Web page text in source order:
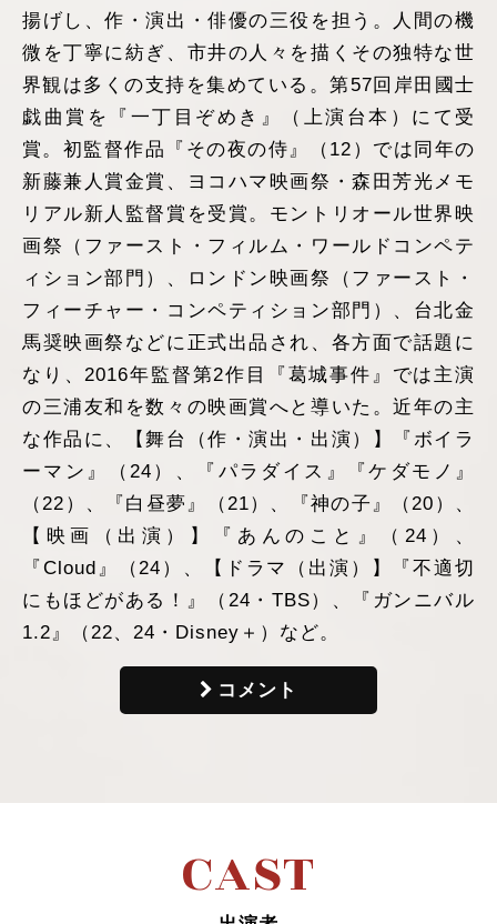
揚げし、作・演出・俳優の三役を担う。人間の機
微を丁寧に紡ぎ、市井の人々を描くその独特な世
界観は多くの支持を集めている。第57回岸田國士
戯曲賞を『一丁目ぞめき』（上演台本）にて受
賞。初監督作品『その夜の侍』（12）では同年の
新藤兼人賞金賞、ヨコハマ映画祭・森田芳光メモ
リアル新人監督賞を受賞。モントリオール世界映
画祭（ファースト・フィルム・ワールドコンペテ
ィション部門）、ロンドン映画祭（ファースト・
フィーチャー・コンペティション部門）、台北金
馬奨映画祭などに正式出品され、各方面で話題に
なり、2016年監督第2作目『葛城事件』では主演
の三浦友和を数々の映画賞へと導いた。近年の主
な作品に、【舞台（作・演出・出演）】『ボイラ
ーマン』（24）、『パラダイス』『ケダモノ』
（22）、『白昼夢』（21）、『神の子』（20）、
【映画（出演）】『あんのこと』（24）、
『Cloud』（24）、【ドラマ（出演）】『不適切
にもほどがある！』（24・TBS）、『ガンニバル
1.2』（22、24・Disney＋）など。
コメント
CAST